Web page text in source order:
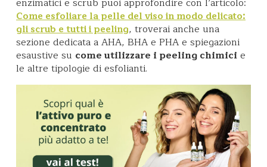
Come esfoliare la pelle del viso in modo delicato:
gli scrub e tutti i peeling, troverai anche una
sezione dedicata a AHA, BHA e PHA e spiegazioni
esaustive su come utilizzare i peeling chimicie
le altre tipologie di esfolianti.